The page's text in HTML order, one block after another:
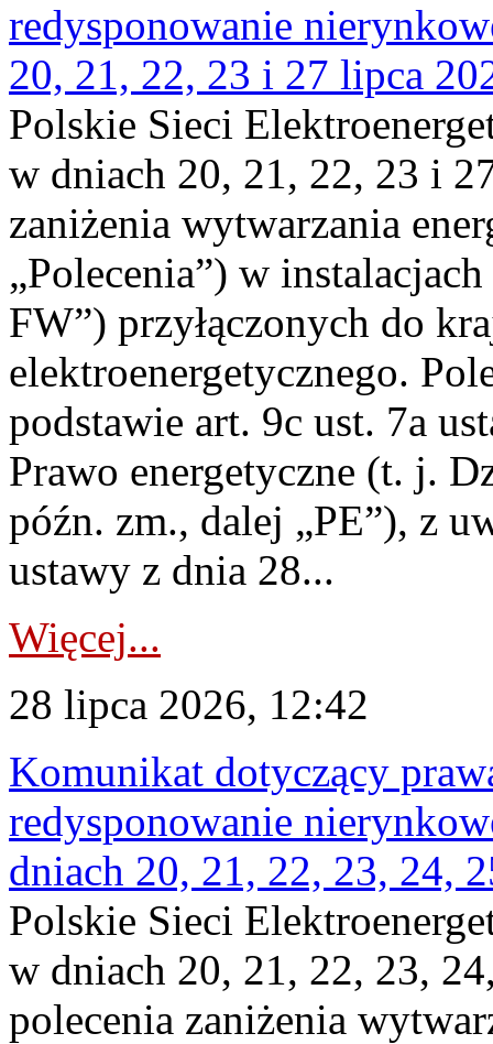
redysponowanie
20, 21, 22, 23 i 27 lipca
Polskie Sieci
w dniach 20, 21, 22, 23 i
zaniżenia wytwarzania
„Polecenia”) w
FW”) przyłączonych do
elektroenergetycznego.
podstawie art. 9c ust. 7a
Prawo energetyczne (t. j.
późn. zm., dalej „PE”), z
ustawy z dnia 28...
Więcej...
28 lipca 2026, 12:42
Komunikat dotyczący
redysponowanie
dniach 20, 21, 22, 23, 24,
Polskie Sieci
w dniach 20, 21, 22, 23,
polecenia zaniżenia